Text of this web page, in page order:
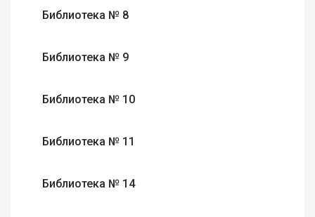
Библиотека № 8
Библиотека № 9
Библиотека № 10
Библиотека № 11
Библиотека № 14